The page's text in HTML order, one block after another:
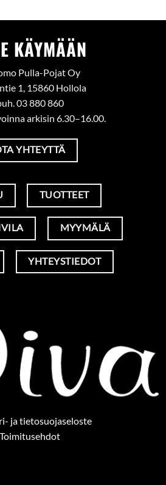
KÄYMÄÄN
Pulla-Pojat Oy
1, 15860 Hollola
03 880 860
arkisin 6.30–16.00.
YHTEYTTÄ
TUOTTEET
MYYMÄLÄ
YHTEYSTIEDOT
ja tietosuojaseloste
Toimitusehdot